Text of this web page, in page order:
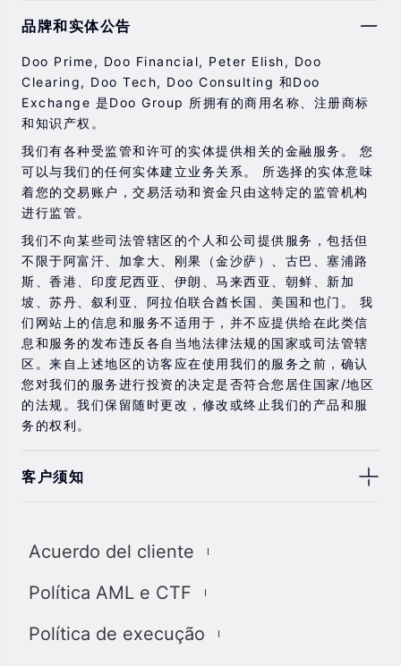
券，期货，差价合约和其他金融产品交易涉及高风险，可
过去的投资表现并不代表其未来的表现。
在与我们进行任何交易之前，请确保您完全了解使用相应
金融工具进行交易的风险。 如果您不了解此处说明的风
险，则应寻求独立的专业建议。
品牌和实体公告
Doo Prime, Doo Financial, Peter Elish, Doo
Clearing, Doo Tech, Doo Consulting 和Doo
Exchange 是Doo Group 所拥有的商用名称、注册商标
和知识产权。
我们有各种受监管和许可的实体提供相关的金融服务。 您
可以与我们的任何实体建立业务关系。 所选择的实体意味
着您的交易账户，交易活动和资金只由这特定的监管机构
进行监管。
我们不向某些司法管辖区的个人和公司提供服务，包括但
不限于阿富汗、加拿大、刚果（金沙萨）、古巴、塞浦路
斯、香港、印度尼西亚、伊朗、马来西亚、朝鲜、新加
坡、苏丹、叙利亚、阿拉伯联合酋长国、美国和也门。 我
们网站上的信息和服务不适用于，并不应提供给在此类信
息和服务的发布违反各自当地法律法规的国家或司法管辖
区。来自上述地区的访客应在使用我们的服务之前，确认
您对我们的服务进行投资的决定是否符合您居住国家/地区
的法规。我们保留随时更改，修改或终止我们的产品和服
务的权利。
客户须知
息，材料或第三方材料（“材料”）仅供参考。 该材料仅被
的投资建议和/或投资推荐。 尽管我们已尽一切合理的努力
和保证，如果所提供信息的任何不准确和不完整，我们也
Acuerdo del cliente
Política AML e CTF
Política de execução